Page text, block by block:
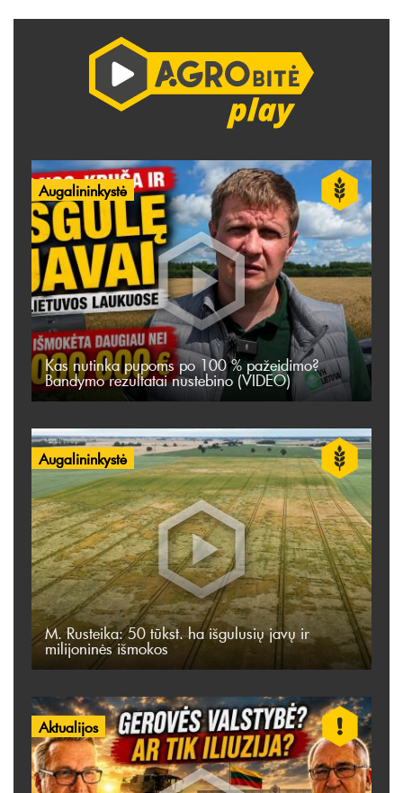
Augalininkystė
Kas nutinka pupoms po 100 % pažeidimo?
Bandymo rezultatai nustebino (VIDEO)
Augalininkystė
M. Rusteika: 50 tūkst. ha išgulusių javų ir
milijoninės išmokos
Aktualijos